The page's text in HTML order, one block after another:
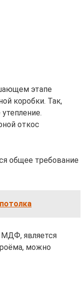
этапе
коробки. Так,
откос
общее требование
МДФ, является
можно